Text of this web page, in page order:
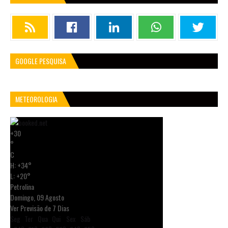
GOOGLE PESQUISA
METEOROLOGIA
+30
°
C
H:+34°
L:+20°
Petrolina
Domingo, 09 Agosto
Ver Previsão de 7 Dias